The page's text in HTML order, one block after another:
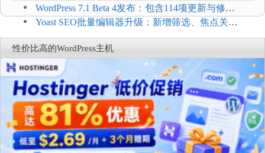
Connect：WordPress商店可保留前台体验并扩展电
商能力
WordPress 7.1 Beta 4发布：包含114项更新与修
复，仅建议在测试环境体验
Yoast SEO批量编辑器升级：新增筛选、焦点关键
词与AI元数据草稿
性价比高的WordPress主机